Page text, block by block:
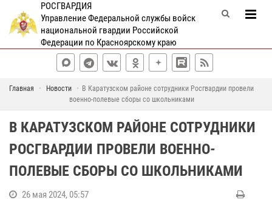
РОСГВАРДИЯ
Управление Федеральной службы войск
национальной гвардии Российской
Федерации по Красноярскому краю
Главная Новости
В Каратузском районе сотрудники Росгвардии провели
военно-полевые сборы со школьниками
В КАРАТУЗСКОМ РАЙОНЕ СОТРУДНИКИ
РОСГВАРДИИ ПРОВЕЛИ ВОЕННО-
ПОЛЕВЫЕ СБОРЫ СО ШКОЛЬНИКАМИ
26 мая 2024, 05:57